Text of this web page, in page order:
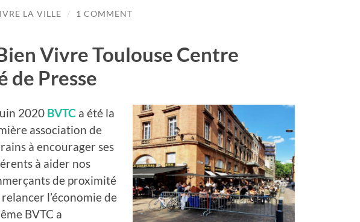
LA VILLE / 1 COMMENT
Vivre Toulouse Centre
de Presse
2020 BVTC a été la
association de
à encourager ses
à aider nos
de proximité
l’économie de
BVTC a